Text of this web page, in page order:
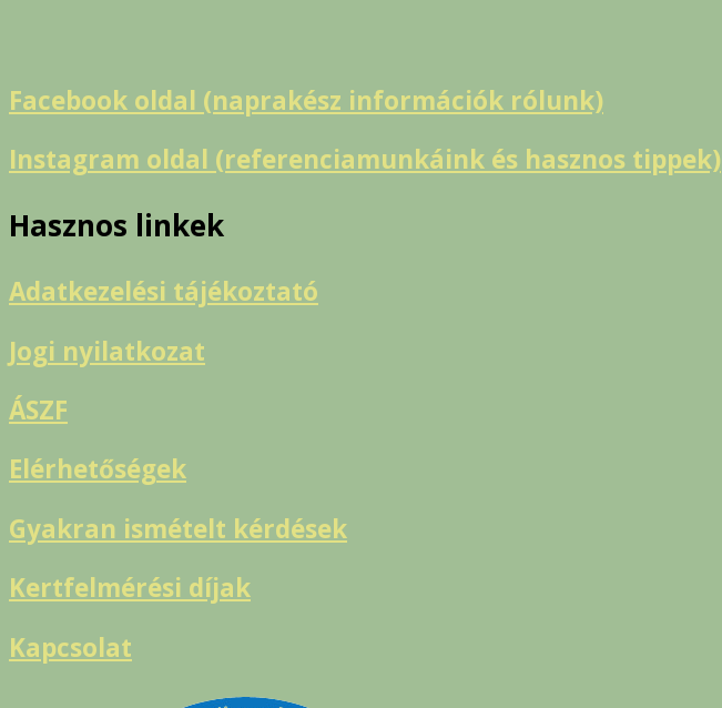
Facebook oldal (naprakész információk rólunk)
Instagram oldal (referenciamunkáink és hasznos tippek)
Hasznos linkek
Adatkezelési tájékoztató
Jogi nyilatkozat
ÁSZF
Elérhetőségek
Gyakran ismételt kérdések
Kertfelmérési díjak
Kapcsolat